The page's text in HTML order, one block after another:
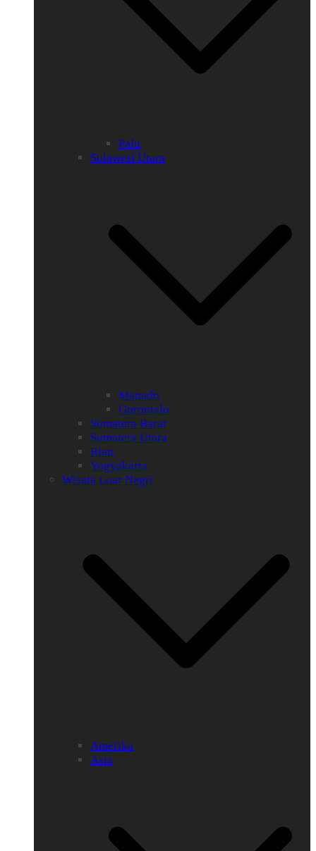
Palu
Sulawesi Utara
Manado
Gorontalo
Sumatera Barat
Sumatera Utara
Riau
Yogyakarta
Wisata Luar Negri
Amerika
Asia